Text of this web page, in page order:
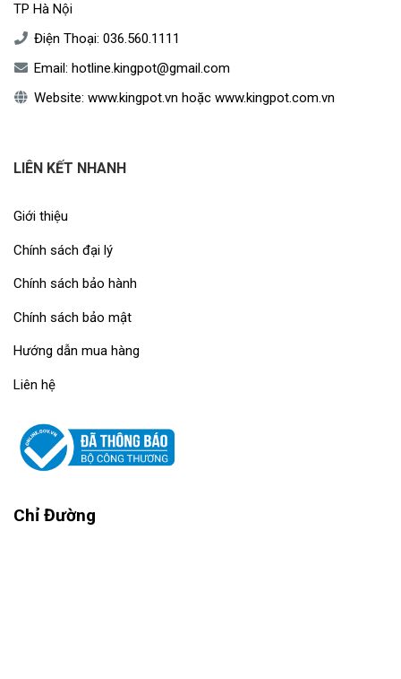
TP Hà Nội
Điện Thoại: 036.560.1111
Email: hotline.kingpot@gmail.com
Website: www.kingpot.vn hoặc www.kingpot.com.vn
LIÊN KẾT NHANH
Giới thiệu
Chính sách đại lý
Chính sách bảo hành
Chính sách bảo mật
Hướng dẫn mua hàng
Liên hệ
Chỉ Đường